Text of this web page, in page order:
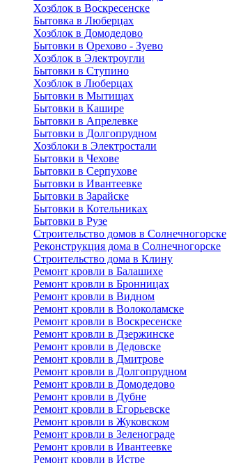
Хозблок в Воскресенске
Бытовка в Люберцах
Хозблок в Домодедово
Бытовки в Орехово - Зуево
Хозблок в Электроугли
Бытовки в Ступино
Хозблок в Люберцах
Бытовки в Мытищах
Бытовки в Кашире
Бытовки в Апрелевке
Бытовки в Долгопрудном
Хозблоки в Электростали
Бытовки в Чехове
Бытовки в Серпухове
Бытовки в Ивантеевке
Бытовки в Зарайске
Бытовки в Котельниках
Бытовки в Рузе
Строительство домов в Солнечногорске
Реконструкция дома в Солнечногорске
Строительство дома в Клину
Ремонт кровли в Балашихе
Ремонт кровли в Бронницах
Ремонт кровли в Видном
Ремонт кровли в Волоколамске
Ремонт кровли в Воскресенске
Ремонт кровли в Дзержинске
Ремонт кровли в Дедовске
Ремонт кровли в Дмитрове
Ремонт кровли в Долгопрудном
Ремонт кровли в Домодедово
Ремонт кровли в Дубне
Ремонт кровли в Егорьевске
Ремонт кровли в Жуковском
Ремонт кровли в Зеленограде
Ремонт кровли в Ивантеевке
Ремонт кровли в Истре